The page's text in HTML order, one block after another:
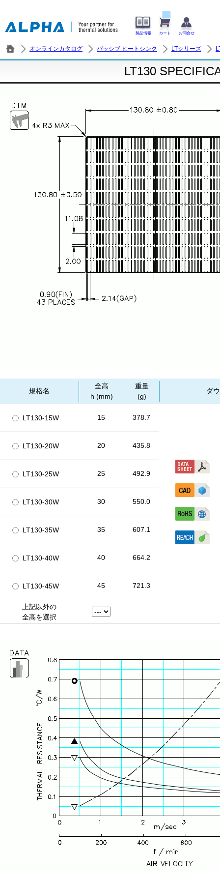
製品情報 カート お問合せ
オンラインカタログ パッシブ ヒートシンク LTシリーズ
LT130
規格名
全高
h (mm)
重量
(g)
ダ
LT130-15W 15 378.7
LT130-20W 20 435.8
LT130-25W 25 492.9
LT130-30W 30 550.0
LT130-35W 35 607.1
LT130-40W 40 664.2
LT130-45W 45 721.3
上記以外の
全高を選択